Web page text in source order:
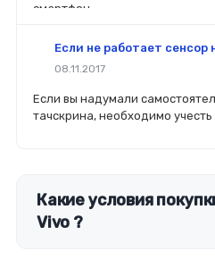
смартфон.
Если не работает сенсор
08.11.2017
Если вы надумали
тачскрина, необходимо
Какие условия
Vivo ?